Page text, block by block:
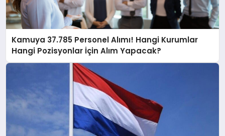
Kamuya 37.785 Personel Alımı! Hangi Kurumlar
Hangi Pozisyonlar İçin Alım Yapacak?